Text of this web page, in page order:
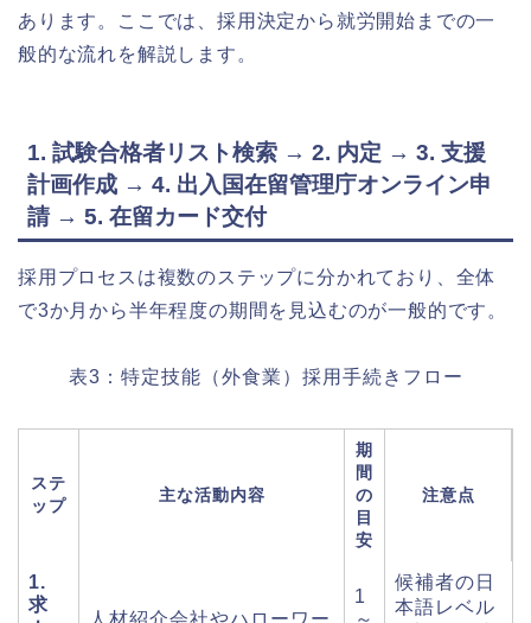
あります。ここでは、採用決定から就労開始までの一
般的な流れを解説します。
1. 試験合格者リスト検索 → 2. 内定 → 3. 支援
計画作成 → 4. 出入国在留管理庁オンライン申
請 → 5. 在留カード交付
採用プロセスは複数のステップに分かれており、全体
で3か月から半年程度の期間を見込むのが一般的です。
表3：特定技能（外食業）採用手続きフロー
ステ
ップ
主な活動内容
期
間
の
目
安
注意点
1.
求
人材紹介会社やハローワー
1
～
候補者の日
本語レベル